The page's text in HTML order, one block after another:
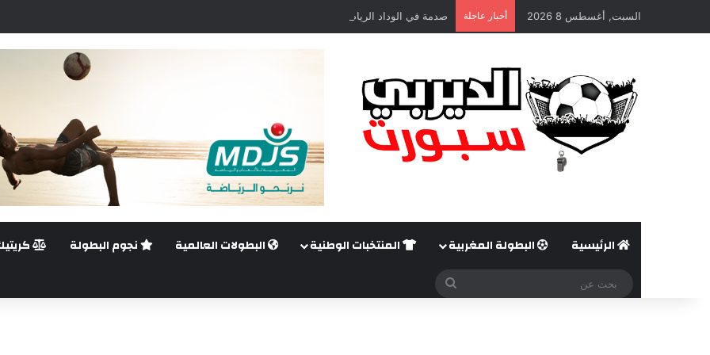
السبت, أغسطس 8 2026 أخبار عاجلة صدمة في الوداد الرياضي.. غيليرمي فيريرا يقترب من الجراحة بعد قطع في الرباط الصليبي
الرئيسية البطولة المغربية المنتخبات الوطنية البطولات العالمية نجوم البطولة